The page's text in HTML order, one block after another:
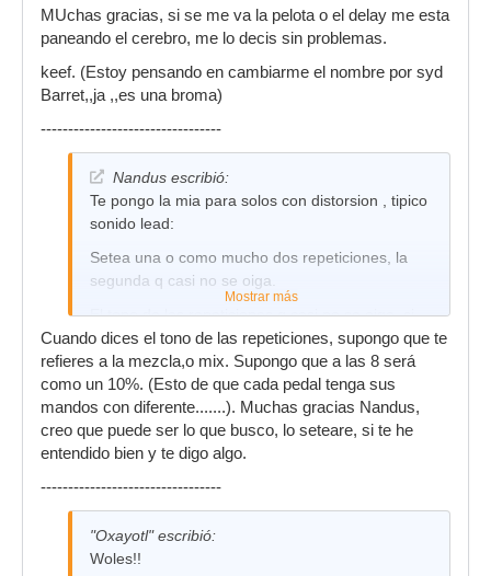
MUchas gracias, si se me va la pelota o el delay me esta
paneando el cerebro, me lo decis sin problemas.
keef. (Estoy pensando en cambiarme el nombre por syd
Barret,,ja ,,es una broma)
---------------------------------
Nandus escribió:
Te pongo la mia para solos con distorsion , tipico
sonido lead:
Setea una o como mucho dos repeticiones, la
segunda q casi no se oiga.
El tono de las repeticiones q casi no se oiga, si
no empalaga mucho y se vuelve una
marcianada. Yo lo tengo a las 8 en punto.
El tiempo de delay, si el mio llega a 600 ms, pues
lo tengo a la una en punto. Calcula tu mas o
menos como sera el tuyo.
falta. Ademas q te da mas sustain .
Mostrar más
Cuando dices el tono de las repeticiones, supongo que te
refieres a la mezcla,o mix. Supongo que a las 8 será
como un 10%. (Esto de que cada pedal tenga sus
mandos con diferente.......). Muchas gracias Nandus,
creo que puede ser lo que busco, lo seteare, si te he
entendido bien y te digo algo.
---------------------------------
"Oxayotl" escribió:
Woles!!